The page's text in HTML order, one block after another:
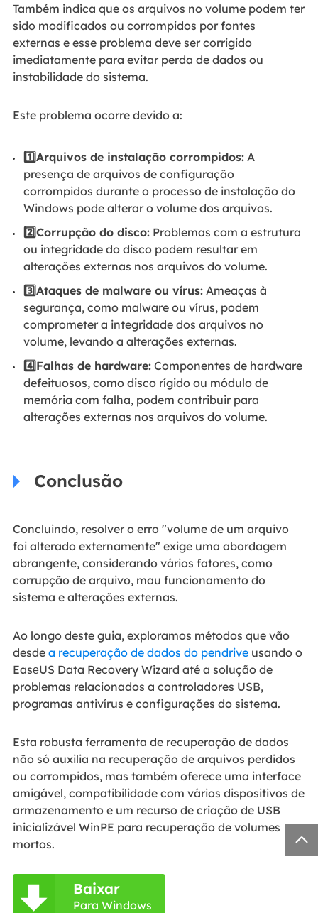
Também indica que os arquivos no volume podem ter
sido modificados ou corrompidos por fontes
externas e esse problema deve ser corrigido
imediatamente para evitar perda de dados ou
instabilidade do sistema.
Este problema ocorre devido a:
1️⃣Arquivos de instalação corrompidos:A
presença de arquivos de configuração
corrompidos durante o processo de instalação do
Windows pode alterar o volume dos arquivos.
2️⃣Corrupção do disco:Problemas com a estrutura
ou integridade do disco podem resultar em
alterações externas nos arquivos do volume.
3️⃣Ataques de malware ou vírus:Ameaças à
segurança, como malware ou vírus, podem
comprometer a integridade dos arquivos no
volume, levando a alterações externas.
4️⃣Falhas de hardware:Componentes de hardware
defeituosos, como disco rígido ou módulo de
memória com falha, podem contribuir para
alterações externas nos arquivos do volume.
Conclusão
Concluindo, resolver o erro "volume de um arquivo
foi alterado externamente" exige uma abordagem
abrangente, considerando vários fatores, como
corrupção de arquivo, mau funcionamento do
sistema e alterações externas.
Ao longo deste guia, exploramos métodos que vão
desde a recuperação de dados do pendriveusando o
EasеUS Data Recovery Wizard até a solução de
problemas relacionados a controladores USB,
programas antivírus e configurações do sistema.
Esta robusta ferramenta de recuperação de dados
não só auxilia na recuperação de arquivos perdidos
ou corrompidos, mas também oferece uma interface
amigável, compatibilidade com vários dispositivos de
armazenamento e um recurso de criação de USB
inicializável WinPE para recuperação de volumes
mortos.
 Baixar
Para Windows
